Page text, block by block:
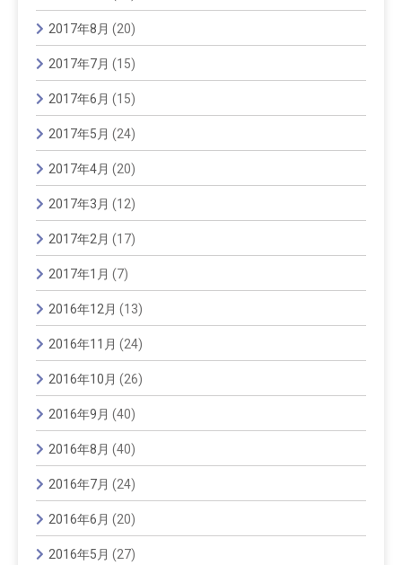
2017年8月 (20)
2017年7月 (15)
2017年6月 (15)
2017年5月 (24)
2017年4月 (20)
2017年3月 (12)
2017年2月 (17)
2017年1月 (7)
2016年12月 (13)
2016年11月 (24)
2016年10月 (26)
2016年9月 (40)
2016年8月 (40)
2016年7月 (24)
2016年6月 (20)
2016年5月 (27)